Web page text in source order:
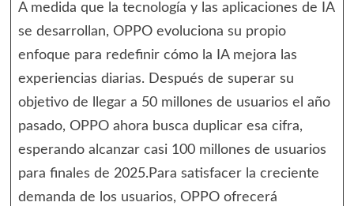
A medida que la tecnología y las aplicaciones de IA
se desarrollan, OPPO evoluciona su propio
enfoque para redefinir cómo la IA mejora las
experiencias diarias. Después de superar su
objetivo de llegar a 50 millones de usuarios el año
pasado, OPPO ahora busca duplicar esa cifra,
esperando alcanzar casi 100 millones de usuarios
para finales de 2025.Para satisfacer la creciente
demanda de los usuarios, OPPO ofrecerá